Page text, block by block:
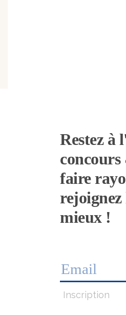
Restez à
faire
rejoignez
mieux !
Inscription